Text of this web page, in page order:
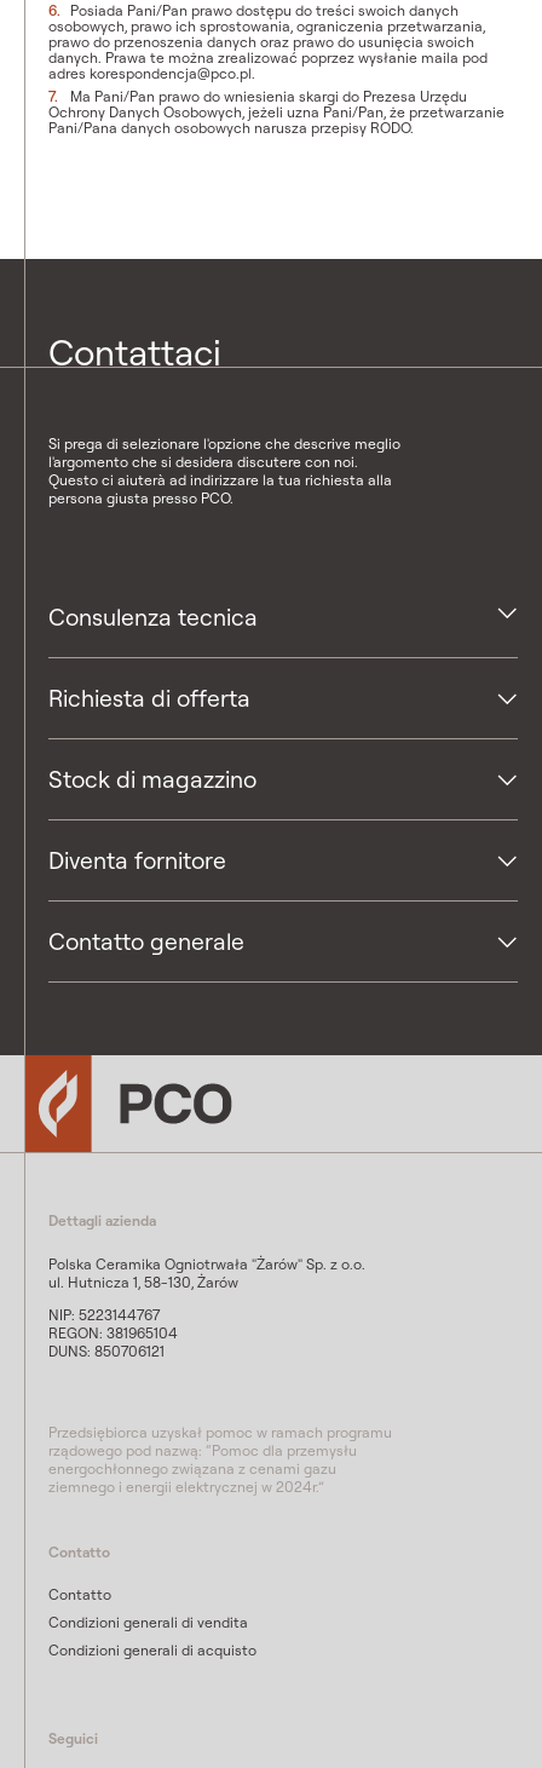
Posiada Pani/Pan prawo dostępu do treści swoich danych
osobowych, prawo ich sprostowania, ograniczenia przetwarzania,
prawo do przenoszenia danych oraz prawo do usunięcia swoich
danych. Prawa te można zrealizować poprzez wysłanie maila pod
adres korespondencja@pco.pl.
Ma Pani/Pan prawo do wniesienia skargi do Prezesa Urzędu
Ochrony Danych Osobowych, jeżeli uzna Pani/Pan, że przetwarzanie
Pani/Pana danych osobowych narusza przepisy RODO.
Contattaci
Si prega di selezionare l'opzione che descrive meglio
l'argomento che si desidera discutere con noi.
Questo ci aiuterà ad indirizzare la tua richiesta alla
persona giusta presso PCO.
Consulenza tecnica
Richiesta di offerta
Stock di magazzino
Diventa fornitore
Contatto generale
Dettagli azienda
Polska Ceramika Ogniotrwała "Żarów" Sp. z o.o.
ul. Hutnicza 1, 58-130, Żarów
NIP: 5223144767
REGON: 381965104
DUNS: 850706121
Przedsiębiorca uzyskał pomoc w ramach programu
rządowego pod nazwą: “Pomoc dla przemysłu
energochłonnego związana z cenami gazu
ziemnego i energii elektrycznej w 2024r.”
Contatto
Contatto
Condizioni generali di vendita
Condizioni generali di acquisto
Seguici